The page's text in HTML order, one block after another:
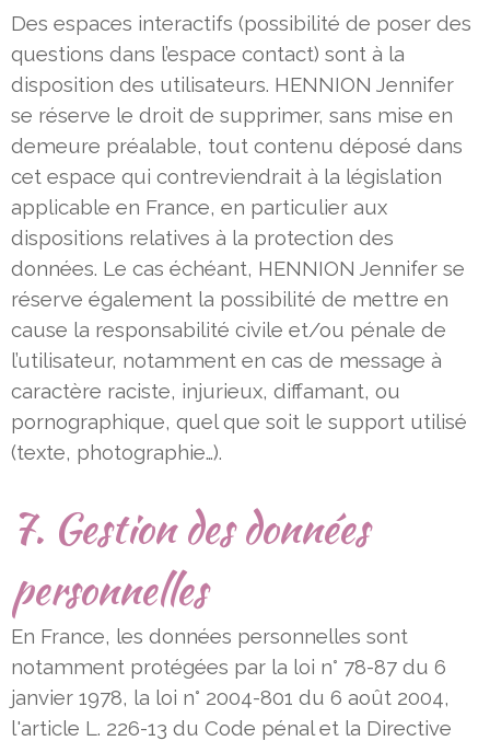
Des espaces interactifs (possibilité de poser des
questions dans l’espace contact) sont à la
disposition des utilisateurs. HENNION Jennifer
se réserve le droit de supprimer, sans mise en
demeure préalable, tout contenu déposé dans
cet espace qui contreviendrait à la législation
applicable en France, en particulier aux
dispositions relatives à la protection des
données. Le cas échéant, HENNION Jennifer se
réserve également la possibilité de mettre en
cause la responsabilité civile et/ou pénale de
l’utilisateur, notamment en cas de message à
caractère raciste, injurieux, diffamant, ou
pornographique, quel que soit le support utilisé
(texte, photographie…).
7. Gestion des données
personnelles
En France, les données personnelles sont
notamment protégées par la loi n° 78-87 du 6
janvier 1978, la loi n° 2004-801 du 6 août 2004,
l'article L. 226-13 du Code pénal et la Directive